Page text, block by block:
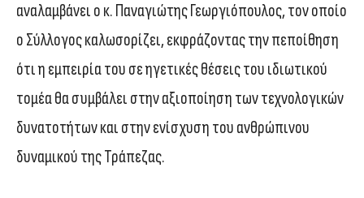
αναλαμβάνει ο κ. Παναγιώτης Γεωργιόπουλος, τον οποίο
ο Σύλλογος καλωσορίζει, εκφράζοντας την πεποίθηση
ότι η εμπειρία του σε ηγετικές θέσεις του ιδιωτικού
τομέα θα συμβάλει στην αξιοποίηση των τεχνολογικών
δυνατοτήτων και στην ενίσχυση του ανθρώπινου
δυναμικού της Τράπεζας.